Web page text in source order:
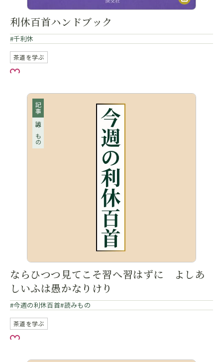
利休百首ハンドブック
千利休
茶道を学ぶ
お気に入り
記事
読みもの
ならひつつ見てこそ習へ習はずに よしあ
しいふは愚かなりけり
今週の利休百首 読みもの
茶道を学ぶ
お気に入り